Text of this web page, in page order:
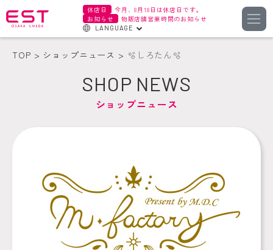
休店日
今月、8月18日は休店日です。
お知らせ
物販店舗営業時間のお知らせ
LANGUAGE
簡体字
繁体字
TOP ショップニュース 🫧しろたん🫧
SHOP NEWS
ショップニュース